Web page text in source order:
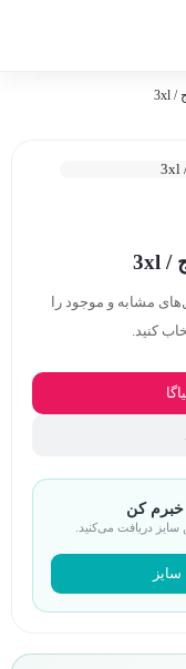
مشابه و موجود را
کنید.
کن
دریافت می‌کنید.